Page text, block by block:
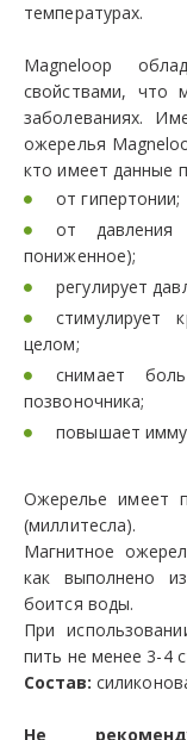
температурах.
Magneloop
свойствами, что
заболеваниях.
ожерелья
кто имеет данные
от гипертонии;
от
пониженное);
регулирует
стимулирует
целом;
снимает
позвоночника;
повышает
Ожерелье имеет
(миллитесла).
Магнитное
как выполнено
боится воды.
При
пить не менее 3-4
Состав:
Не